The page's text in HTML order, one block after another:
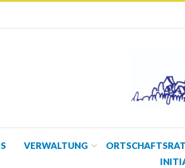
VERWALTUNG ORTSCHAFTSRAT